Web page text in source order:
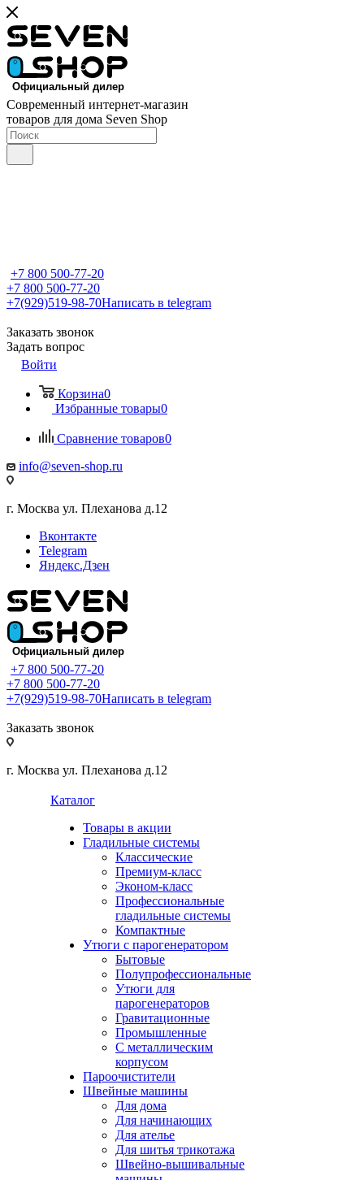
Современный интернет-магазин
товаров для дома Seven Shop
+7 800 500-77-20
+7 800 500-77-20
+7(929)519-98-70Написать в telegram
Заказать звонок
Задать вопрос
Войти
Корзина0
Избранные товары0
Сравнение товаров0
info@seven-shop.ru
г. Москва ул. Плеханова д.12
Вконтакте
Telegram
Яндекс.Дзен
+7 800 500-77-20
+7 800 500-77-20
+7(929)519-98-70Написать в telegram
Заказать звонок
г. Москва ул. Плеханова д.12
Каталог
Товары в акции
Гладильные системы
Классические
Премиум-класс
Эконом-класс
Профессиональные
гладильные системы
Компактные
Утюги с парогенератором
Бытовые
Полупрофессиональные
Утюги для
парогенераторов
Гравитационные
Промышленные
С металлическим
корпусом
Пароочистители
Швейные машины
Для дома
Для начинающих
Для ателье
Для шитья трикотажа
Швейно-вышивальные